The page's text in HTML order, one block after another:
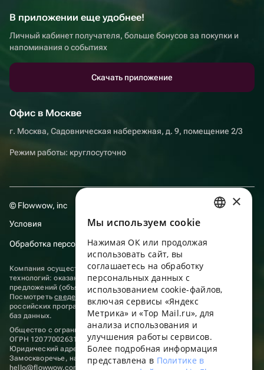
В приложении еще удобнее!
Личный кабинет получателя, больше бонусов за покупки и
напоминания о событиях
Скачать приложение
Офис в Москве
г. Москва, Садовническая набережная, д. 9, помещение 2/3
Режим работы: круглосуточно
© Flowwow, inc
Условия
Обработка персональных данных
Компания осуществляет деятельность в области информационных
технологий: оказание услуг в сети “Интернет” по размещению
предложений (объявлений) продавцов о реализации товаров.
Посмотретьсведения о программах
, включенных в реестр
российских программ для электронных вычислительных машин и
баз данных.
Общество с ограниченной ответственностью «ФЛАУВАУ»
ОГРН 1207700263198, ИНН 9702020445
Юридический адрес: г. Москва, вн.тер. г. Муниципальный округ
Замоскворечье, наб. Садовническая, д. 9, помещ. 2/3.
hello@flowwow.com
8 800 555-16-15
ENGLISH
UKRAINIAN
PORTUGUESE
FRENCH
×
Мы используем сookie
Нажимая ОК или продолжая
использовать сайт, вы
соглашаетесь на обработку
персональных данных с
использованием cookie-файлов,
включая сервисы «Яндекс
Метрика» и «Top Mail.ru», для
анализа использования и
улучшения работы сервисов.
Более подробная информация
представлена в Политике в